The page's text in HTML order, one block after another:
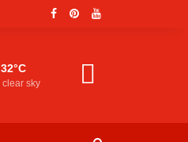
32°C
clear sky